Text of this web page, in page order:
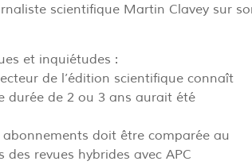
scientifique Martin Clavey sur
et inquiétudes :
de l’édition scientifique connaît
durée de 2 ou 3 ans aurait été
doit être comparée au
revues hybrides avec APC